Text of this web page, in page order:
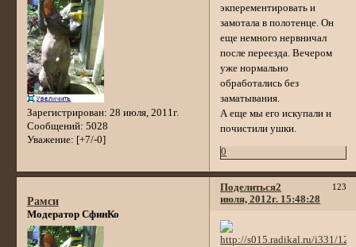
Зарегистрирован: 28 июля, 2011г.
Сообщений: 5028
Уважение: [+7/-0]
экперементировать и
замотала в полотенце. Он
еще немного нервничал
после переезда. Вечером
уже нормально
обработались без
заматывания.
А еще мы его искупали и
почистили ушки.
0
Поделиться 123
2
июля, 2012г. 15:48:28
Рамси
Модератор СфинКо